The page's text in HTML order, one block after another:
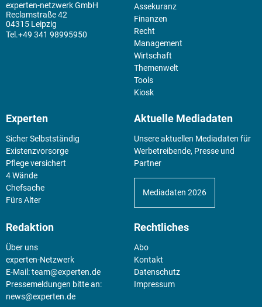
experten-netzwerk GmbH
Reclamstraße 42
04315 Leipzig
+49 341 98995950
Assekuranz
Finanzen
Recht
Management
Wirtschaft
Themenwelt
Tools
Kiosk
Experten
Sicher Selbstständig
Existenz­vorsorge
Pflege versichert
4 Wände
Chefsache
Fürs Alter
Aktuelle Mediadaten
Unsere aktuellen Mediadaten für
Werbetreibende, Presse und
Partner
Mediadaten 2026
Redaktion
Über uns
experten-Netzwerk
E-Mail:team@experten.de
Pressemeldungen bitte an:
news@experten.de
Rechtliches
Abo
Kontakt
Datenschutz
Impressum